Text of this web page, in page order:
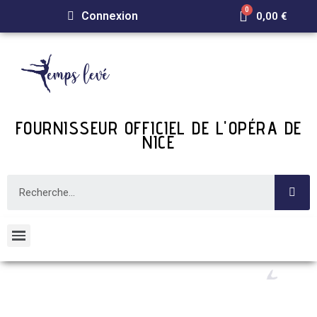
Connexion 0,00 €
FOURNISSEUR OFFICIEL DE L'OPÉRA DE
NICE